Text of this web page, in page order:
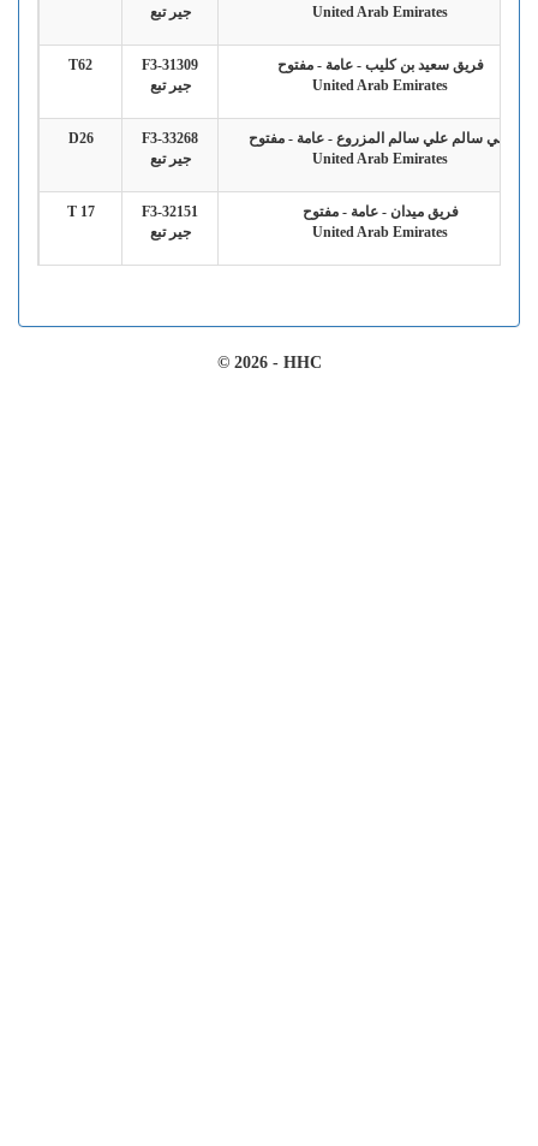
United Arab Emirates جير تبع
فريق سعيد بن كليب - عامة - مفتوح
United Arab Emirates
F3-31309
جير تبع
T62
علي سالم علي سالم المزروع - عامة - مفتوح
United Arab Emirates
F3-33268
جير تبع
D26
فريق ميدان - عامة - مفتوح
United Arab Emirates
F3-32151
جير تبع
T 17
© 2026 - HHC